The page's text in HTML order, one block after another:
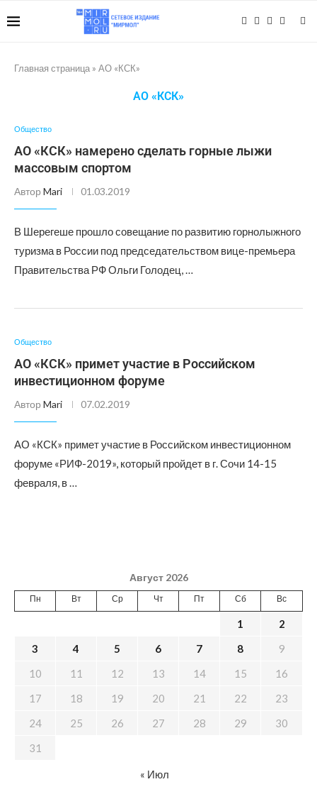
Главная страница » АО «КСК»
АО «КСК»
Общество
АО «КСК» намерено сделать горные лыжи
массовым спортом
Автор Mari 01.03.2019
В Шерегеше прошло совещание по развитию горнолыжного
туризма в России под председательством вице-премьера
Правительства РФ Ольги Голодец, …
Общество
АО «КСК» примет участие в Российском
инвестиционном форуме
Автор Mari 07.02.2019
АО «КСК» примет участие в Российском инвестиционном
форуме «РИФ-2019», который пройдет в г. Сочи 14-15
февраля, в …
Август 2026
Пн Вт Ср Чт Пт Сб Вс
1
2
3
4 5 6 7 8
9
10
11 12 13 14 15
16
17
18 19 20 21 22
23
24
25 26 27 28 29
30
31
« Июл